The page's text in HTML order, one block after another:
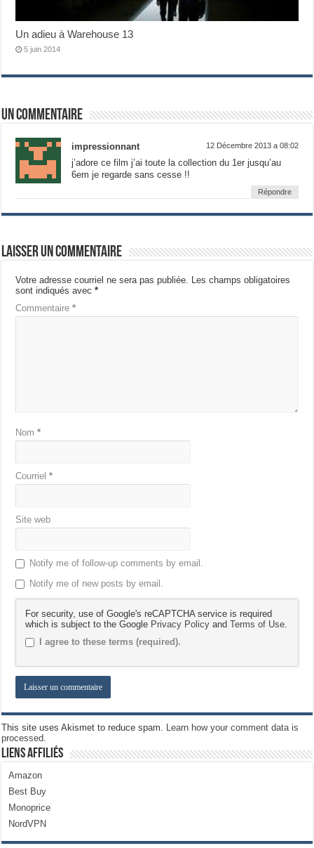
Un adieu à Warehouse 13
5 juin 2014
Un commentaire
impressionnant 12 Décembre 2013 a 08:02
j’adore ce film j’ai toute la collection du 1er jusqu’au
6em je regarde sans cesse !!
Répondre
Laisser un commentaire
Votre adresse courriel ne sera pas publiée. Les champs obligatoires
sont indiqués avec*
Commentaire*
Nom*
Courriel*
Site web
Notify me of follow-up comments by email.
Notify me of new posts by email.
For security, use of Google's reCAPTCHA service is required
which is subject to the Google Privacy Policy andTerms of Use
I agree to these terms (required).
This site uses Akismet to reduce spam. Learn how your comment data is
processed.
Liens Affiliés
Amazon
Best Buy
Monoprice
NordVPN